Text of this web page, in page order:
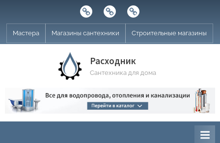
content
Строительные
магазины
МастераМагазины
сантехники
Мастера Магазины сантехники Строительные магазины
Расходник
Сантехника для дома